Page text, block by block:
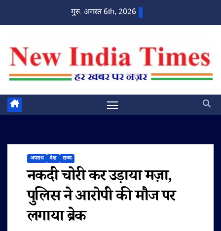
गुरु. अगस्त 6th, 2026
अपराध देश राज्य
नकदी चोरी कर उड़ाया मज़ा,
पुलिस ने आरोपी की मौज पर
लगाया ब्रेक